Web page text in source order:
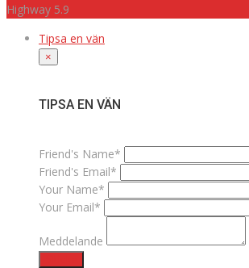
Highway 5.9
Tipsa en vän
×
TIPSA EN VÄN
Friend's Name*
Friend's Email*
Your Name*
Your Email*
Meddelande